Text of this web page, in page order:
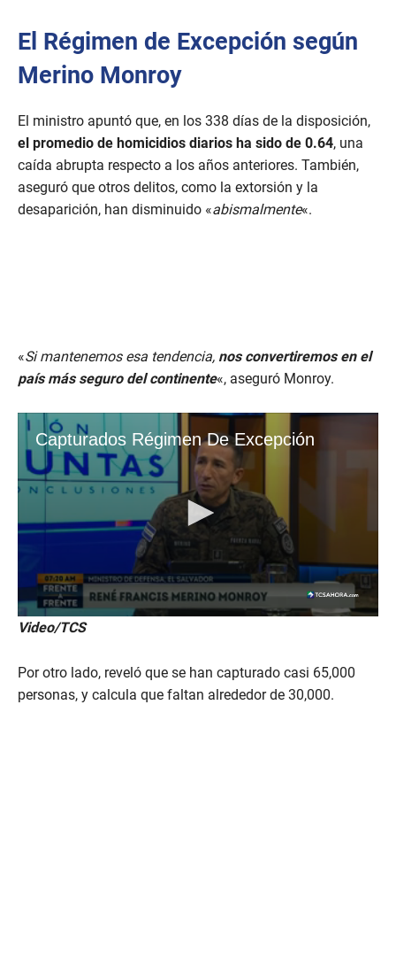
El Régimen de Excepción según
Merino Monroy
El ministro apuntó que, en los 338 días de la disposición,
el promedio de homicidios diarios ha sido de 0.64, una
caída abrupta respecto a los años anteriores. También,
aseguró que otros delitos, como la extorsión y la
desaparición, han disminuido «abismalmente«.
«Si mantenemos esa tendencia, nos convertiremos en el
país más seguro del continente«, aseguró Monroy.
Video/TCS
Por otro lado, reveló que se han capturado casi 65,000
personas, y calcula que faltan alrededor de 30,000.